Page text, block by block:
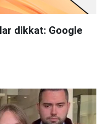
dikkat: Google